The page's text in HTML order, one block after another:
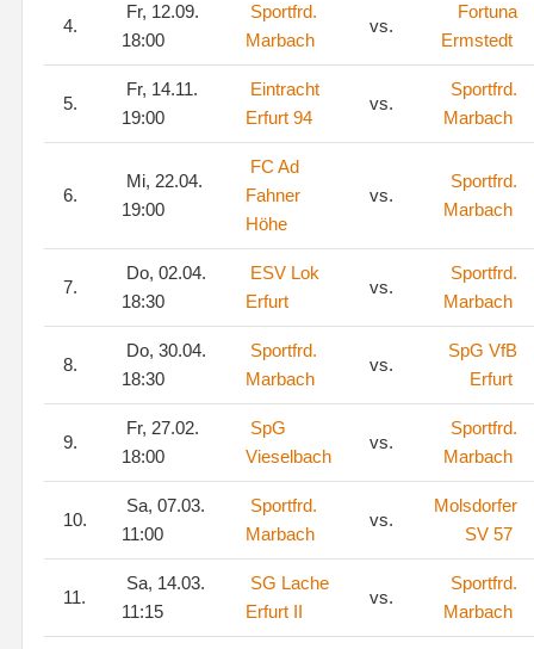
4.
Fr, 12.09.
18:00
Sportfrd.
Marbach
vs.
Fortuna
Ermstedt
5.
Fr, 14.11.
19:00
Eintracht
Erfurt 94
vs.
Sportfrd.
Marbach
6.
Mi, 22.04.
19:00
FC Ad
Fahner
Höhe
vs.
Sportfrd.
Marbach
7.
Do, 02.04.
18:30
ESV Lok
Erfurt
vs.
Sportfrd.
Marbach
8.
Do, 30.04.
18:30
Sportfrd.
Marbach
vs.
SpG VfB
Erfurt
9.
Fr, 27.02.
18:00
SpG
Vieselbach
vs.
Sportfrd.
Marbach
10.
Sa, 07.03.
11:00
Sportfrd.
Marbach
vs.
Molsdorfer
SV 57
11.
Sa, 14.03.
11:15
SG Lache
Erfurt II
vs.
Sportfrd.
Marbach